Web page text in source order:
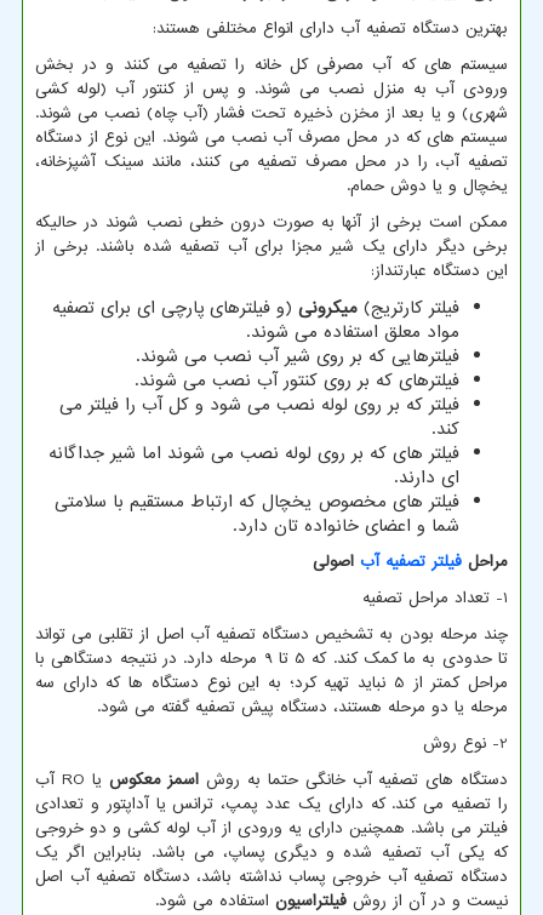
بهترین دستگاه تصفیه آب دارای انواع مختلفی هستند:
سیستم های که آب مصرفی کل خانه را تصفیه می کنند و در بخش
ورودی آب به منزل نصب می شوند. و پس از کنتور آب (لوله کشی
شهری) و یا بعد از مخزن ذخیره تحت فشار (آب چاه) نصب می شوند.
سیستم های که در محل مصرف آب نصب می شوند. این نوع از دستگاه
تصفیه آب، را در محل مصرف تصفیه می کنند، مانند سینک آشپزخانه،
یخچال و یا دوش حمام.
ممکن است برخی از آنها به صورت درون خطی نصب شوند در حالیکه
برخی دیگر دارای یک شیر مجزا برای آب تصفیه شده باشند. برخی از
این دستگاه عبارتنداز:
فیلتر کارتریج( میکرونی )و فیلترهای پارچی ای برای تصفیه
مواد معلق استفاده می شوند.
فیلترهایی که بر روی شیر آب نصب می شوند.
فیلترهای که بر روی کنتور آب نصب می شوند.
فیلتر که بر روی لوله نصب می شود و کل آب را فیلتر می
کند.
فیلتر های که بر روی لوله نصب می شوند اما شیر جداگانه
ای دارند.
فیلتر های مخصوص یخچال که ارتباط مستقیم با سلامتی
شما و اعضای خانواده تان دارد.
مراحل فیلتر تصفیه آب اصولی
1- تعداد مراحل تصفیه
چند مرحله بودن به تشخیص دستگاه تصفیه آب اصل از تقلبی می تواند
تا حدودی به ما کمک کند. که 5 تا 9 مرحله دارد. در نتیجه دستگاهی با
مراحل کمتر از 5 نباید تهیه کرد؛ به این نوع دستگاه ها که دارای سه
مرحله یا دو مرحله هستند، دستگاه پیش تصفیه گفته می شود.
2- نوع روش
دستگاه های تصفیه آب خانگی حتما به روش اسمز معکوس یا ROآب
را تصفیه می کند. که دارای یک عدد پمپ، ترانس یا آداپتور و تعدادی
فیلتر می باشد. همچنین دارای یه ورودی از آب لوله کشی و دو خروجی
که یکی آب تصفیه شده و دیگری پساپ، می باشد. بنابراین اگر یک
دستگاه تصفیه آب خروجی پساب نداشته باشد، دستگاه تصفیه آب اصل
نیست و در آن از روش فیلتراسیون استفاده می شود.